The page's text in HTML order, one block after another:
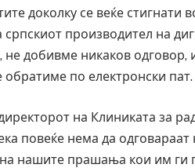
доколку се веќе
српскиот производител на
добивме никаков одговор,
по електронски пат.
на Клиниката за
повеќе нема да
нашите прашања кои им ги